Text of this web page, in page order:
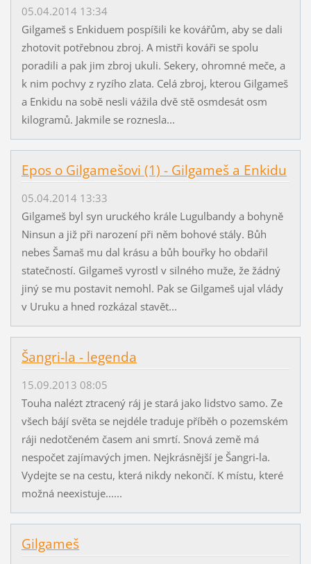
05.04.2014 13:34
Gilgameš s Enkiduem pospíšili ke kovářům, aby se dali
zhotovit potřebnou zbroj. A mistři kováři se spolu
poradili a pak jim zbroj ukuli. Sekery, ohromné meče, a
k nim pochvy z ryzího zlata. Celá zbroj, kterou Gilgameš
a Enkidu na sobě nesli vážila dvě stě osmdesát osm
kilogramů. Jakmile se roznesla...
Epos o Gilgamešovi (1) - Gilgameš a Enkidu
05.04.2014 13:33
Gilgameš byl syn uruckého krále Lugulbandy a bohyně
Ninsun a již při narození při něm bohové stály. Bůh
nebes Šamaš mu dal krásu a bůh bouřky ho obdařil
statečností. Gilgameš vyrostl v silného muže, že žádný
jiný se mu postavit nemohl. Pak se Gilgameš ujal vlády
v Uruku a hned rozkázal stavět...
Šangri-la - legenda
15.09.2013 08:05
Touha nalézt ztracený ráj je stará jako lidstvo samo. Ze
všech bájí světa se nejdéle traduje příběh o pozemském
ráji nedotčeném časem ani smrtí. Snová země má
nespočet zajímavých jmen. Nejkrásnější je Šangri-la.
Vydejte se na cestu, která nikdy nekončí. K místu, které
možná neexistuje......
Gilgameš